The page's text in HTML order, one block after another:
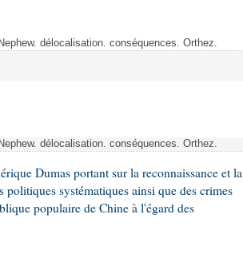
délocalisation. conséquences. Orthez.
délocalisation. conséquences. Orthez.
Dumas portant sur la reconnaissance et la
systématiques ainsi que des crimes
populaire de Chine à l'égard des